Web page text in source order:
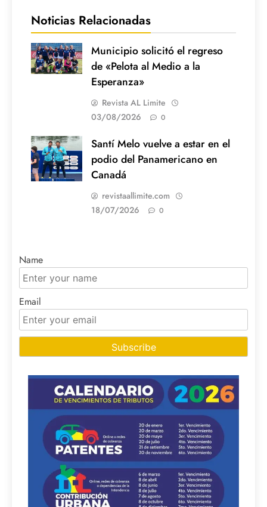
Noticias Relacionadas
Municipio solicitó el regreso
de «Pelota al Medio a la
Esperanza»
Revista AL Limite
03/08/2026
0
Santí Melo vuelve a estar en el
podio del Panamericano en
Canadá
revistaallimite.com
18/07/2026
0
Name
Email